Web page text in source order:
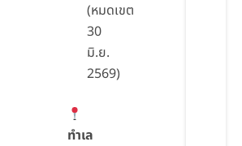
(หมดเขต
30
มิ.ย.
2569)
ทำเล